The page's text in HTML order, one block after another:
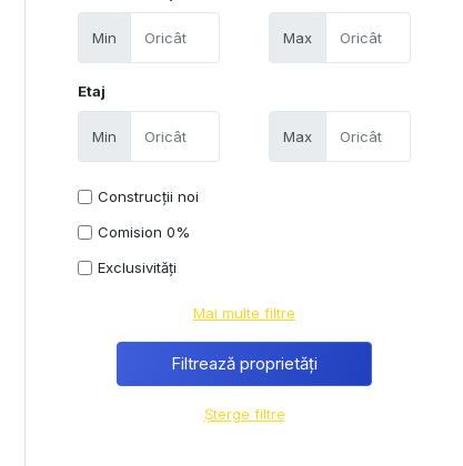
Min Max
Etaj
Min Max
Construcții noi
Comision 0%
Exclusivități
Mai multe filtre
Șterge filtre